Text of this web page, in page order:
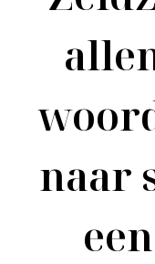
naar